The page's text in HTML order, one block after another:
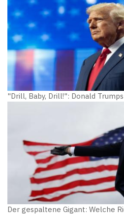
"Drill, Baby, Drill!": Donald
Der gespaltene Gigant: Welche